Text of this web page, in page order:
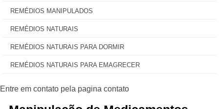
REMÉDIOS MANIPULADOS
REMÉDIOS NATURAIS
REMÉDIOS NATURAIS PARA DORMIR
REMÉDIOS NATURAIS PARA EMAGRECER